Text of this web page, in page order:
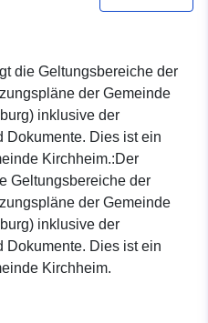
die Geltungsbereiche der
der Gemeinde
inklusive der
Dokumente. Dies ist ein
Kirchheim.:Der
Geltungsbereiche der
der Gemeinde
inklusive der
Dokumente. Dies ist ein
Kirchheim.